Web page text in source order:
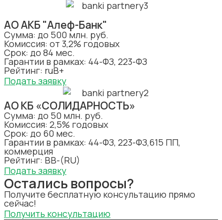
АО АКБ "Алеф-Банк"
Сумма: до 500 млн. руб.
Комиссия: от 3,2% годовых
Срок: до 84 мес.
Гарантии в рамках: 44-ФЗ, 223-ФЗ
Рейтинг: ruB+
Подать заявку
АО КБ «СОЛИДАРНОСТЬ»
Сумма: до 50 млн. руб.
Комиссия: 2,5% годовых
Срок: до 60 мес.
Гарантии в рамках: 44-ФЗ, 223-ФЗ,615 ПП,
коммерция
Рейтинг: BB-(RU)
Подать заявку
Остались вопросы?
Получите бесплатную консультацию прямо
сейчас!
Получить консультацию